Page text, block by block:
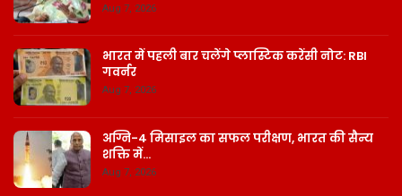
Aug 7, 2026
भारत में पहली बार चलेंगे प्लास्टिक करेंसी नोट: RBI
गवर्नर
Aug 7, 2026
अग्नि-4 मिसाइल का सफल परीक्षण, भारत की सैन्य
शक्ति में…
Aug 7, 2026